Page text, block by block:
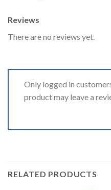
Reviews
There are no reviews yet.
Only logged in
product may leave a
RELATED PRODUCTS